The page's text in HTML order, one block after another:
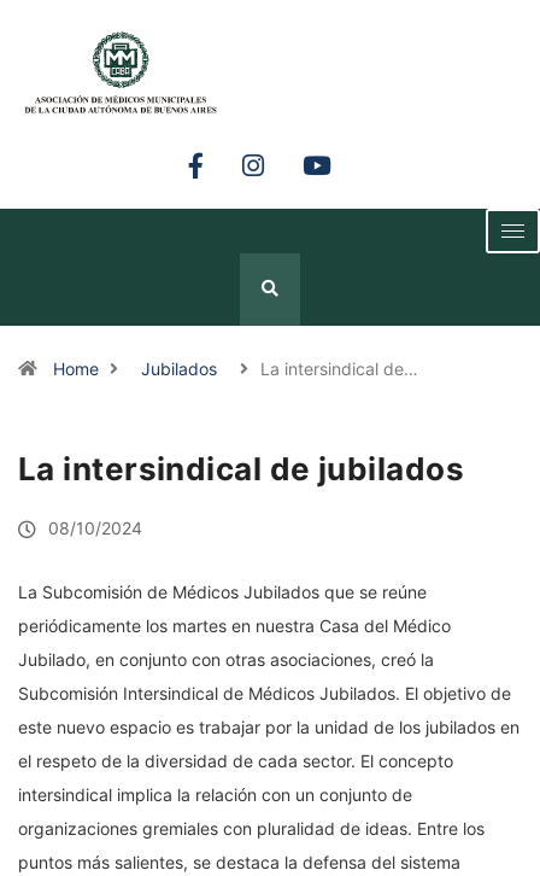
Home Jubilados La intersindical de…
La intersindical de jubilados
08/10/2024
La Subcomisión de Médicos Jubilados que se reúne
periódicamente los martes en nuestra Casa del Médico
Jubilado, en conjunto con otras asociaciones, creó la
Subcomisión Intersindical de Médicos Jubilados. El objetivo de
este nuevo espacio es trabajar por la unidad de los jubilados en
el respeto de la diversidad de cada sector. El concepto
intersindical implica la relación con un conjunto de
organizaciones gremiales con pluralidad de ideas. Entre los
puntos más salientes, se destaca la defensa del sistema